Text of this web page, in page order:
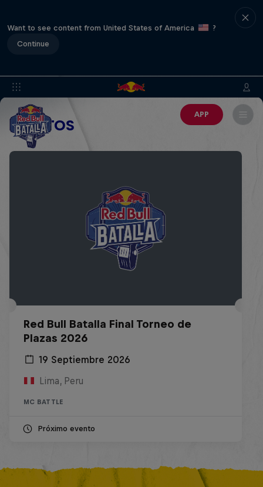
Want to see content from United States of America
?
Continue
APP
EVENTOS
Red Bull Batalla Final Torneo de
Plazas 2026
19 Septiembre 2026
Lima, Peru
MC BATTLE
Próximo evento